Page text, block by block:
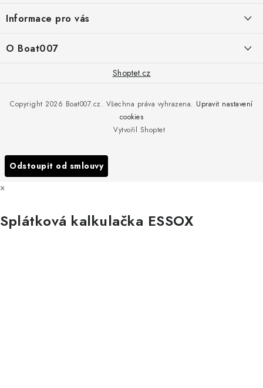
a
+420 775 473 808
PŘÍJEM/VÝDEJ/SERVIS zakázek
Informace pro vás
Obchodní podmínky
Podmínky ochrany osobních údajů
O Boat007
Všechny značky
Shoptet.cz
Vytvořil Shoptet
Copyright 2026 Boat007.cz. Všechna práva vyhrazena. Upravit nastavení
cookies
Odstoupit od smlouvy
×
Splátková kalkulačka ESSOX